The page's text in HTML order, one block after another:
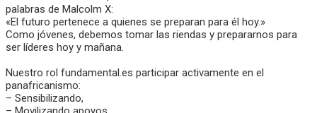
palabras de Malcolm X:
«El futuro pertenece a quienes se preparan para él hoy.»
Como jóvenes, debemos tomar las riendas y prepararnos para
ser líderes hoy y mañana.
Nuestro rol fundamental.es participar activamente en el
panafricanismo:
– Sensibilizando,